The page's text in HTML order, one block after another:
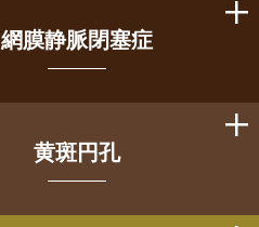
網膜静脈閉塞症
黄斑円孔